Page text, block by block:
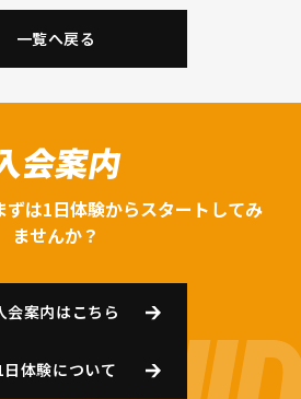
一覧へ戻る
会案内
は1日体験からスタートしてみ
ませんか？
会案内はこちら
日体験について